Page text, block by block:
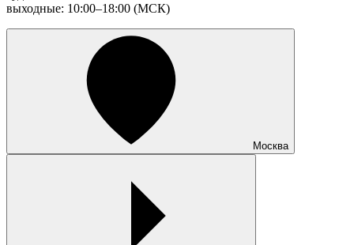
выходные: 10:00–18:00 (МСК)
Москва